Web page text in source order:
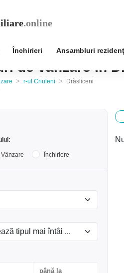
Închirieri Ansambluri
de vânzare în
> r-ul Criuleni > Drăsliceni
Vânzare Închiriere